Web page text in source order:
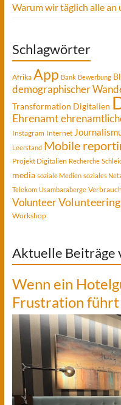
Warum wir täglich alle
Schlagwörter
Afrika App Bank Bewerbung
demographischer
Transformation Digitalien
Ehrenamt
Instagram Internet
Leerstand Mobile
Projekt Digitalien Recherche
media soziale Medien soziales
Telekom Usambaraberge
VolunteerVolunteering
Workshop
Aktuelle Beiträge
Wenn ein
Frustration führt